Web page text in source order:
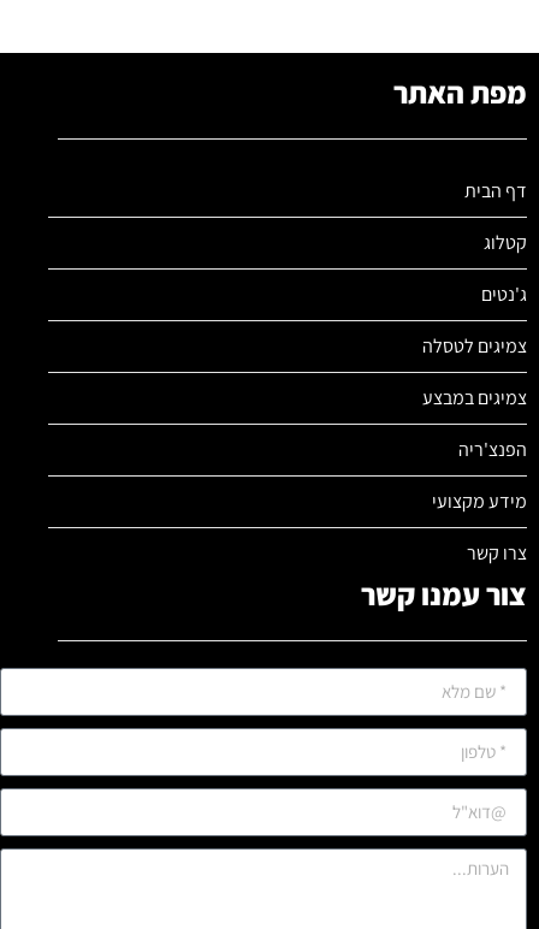
מפת האתר
דף הבית
קטלוג
ג'נטים
צמיגים לטסלה
צמיגים במבצע
הפנצ'ריה
מידע מקצועי
צרו קשר
צור עמנו קשר